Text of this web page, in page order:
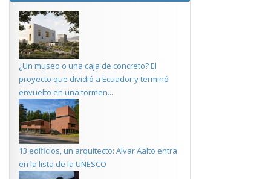
¿Un museo o una caja de concreto? El
proyecto que dividió a Ecuador y terminó
envuelto en una tormen...
13 edificios, un arquitecto: Alvar Aalto entra
en la lista de la UNESCO